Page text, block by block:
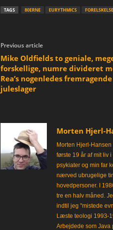
TAGS 80ERNE EURYTHMICS FORELSKELSE
Previous article
Mike Oldfields to geniale,
forskellige, numre divideret
Rea’s nogenledes fremragende
juleslager
Morten Hjerl-
Morten Hjerl-
første 19 år af mit liv
psykiater og min far
nærved ubrugelige
hovedpersoner. I
tre en halv måned.
indtil jeg "mistede
Læste teologi 1993-
Arbejdede som